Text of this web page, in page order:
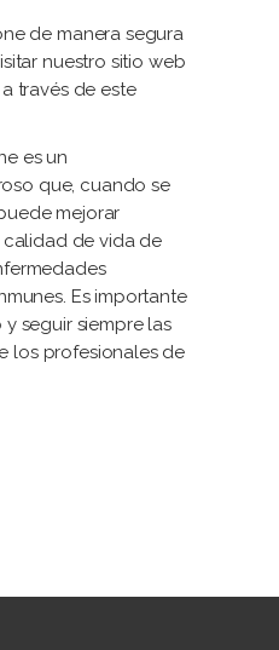
de manera segura
nuestro sitio web
través de este
es un
que, cuando se
mejorar
de vida de
Es importante
seguir siempre las
los profesionales de